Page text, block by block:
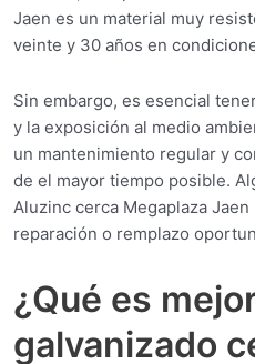
Jaen es un material muy
veinte y 30 años en
Sin embargo, es esencial
y la exposición al medio
un mantenimiento regular y
de el mayor tiempo posible.
Aluzinc cerca Megaplaza
reparación o remplazo
¿Qué es
galvanizado